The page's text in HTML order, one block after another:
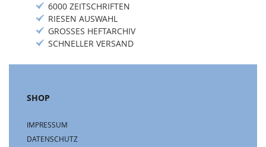
6000 ZEITSCHRIFTEN
RIESEN AUSWAHL
GROSSES HEFTARCHIV
SCHNELLER VERSAND
SHOP
IMPRESSUM
DATENSCHUTZ